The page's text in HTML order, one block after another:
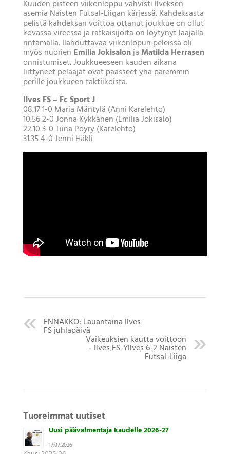
Kuuden pisteen viikonloppu vahvisti Ilveksen
asemia Naisten Futsal-Liigan kärjessä. Kahdeksasta
pelistä kahdeksan voittoa ottanut joukkue on ollut
kovassa vireessä ja ratkaisijoita on löytynyt laajalla
rintamalla. Ilahduttavaa viikonlopun peleissä oli
myös nuorien Emilia Jokisalonja Matilda Herrasen
onnistumiset. Joukkueeseen kauden aikana
liittyneet pelaajat ovat päässeet yhä paremmin
perille joukkueen taktiikoista.
Ilves FS – Fc Sport J
08.17 1-0 Maria Mäntylä (Anni Karelehto)
10.56 2-0 Jonna Kykkänen (Emilia Jokisalo)
22.10 3-0 Tiina Pöyry (Karelehto)
31.35 4-0 Jenni Häkli
ENNAKKO: Lauantaina Ilves
FS juhlapäivä
Vaikeuksien kautta voittoon
- Ilves FS-YIlves 6-2 Naisten
Futsal-Liiga
Tuoreimmat uutiset
Uusi päävalmentaja kaudelle 2026-27
17.07.2026